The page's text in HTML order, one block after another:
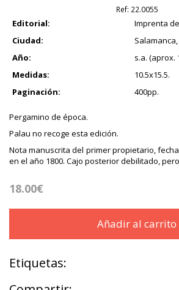
Ref: 22.0055
Editorial:
Imprenta
Ciudad:
Salamanca,
Año:
s.a. (aprox.
Medidas:
10.5x15.5.
Paginación:
400pp.
Pergamino de época.
Palau no recoge esta edición.
Nota manuscrita del primer propietario,
en el año 1800. Cajo posterior debilitado,
18.00€
Añadir al carrito
Etiquetas: